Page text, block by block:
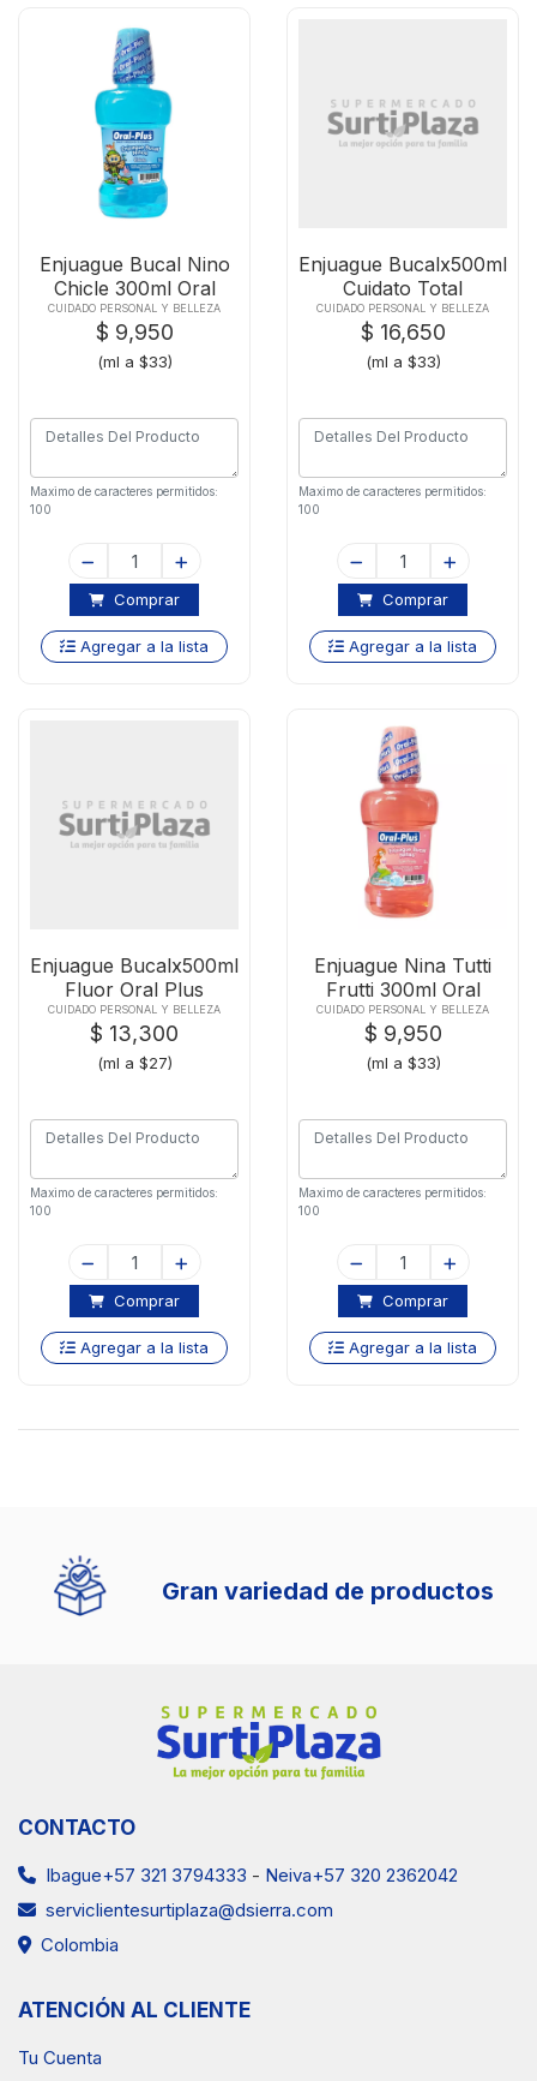
Enjuague Bucal Nino
Chicle 300ml Oral
CUIDADO PERSONAL Y BELLEZA
$ 9,950
(ml a $33)
Maximo de caracteres permitidos:
100
Comprar
Agregar a la lista
Enjuague Bucalx500ml
Cuidato Total
CUIDADO PERSONAL Y BELLEZA
$ 16,650
(ml a $33)
Maximo de caracteres permitidos:
100
Comprar
Agregar a la lista
Enjuague Bucalx500ml
Fluor Oral Plus
CUIDADO PERSONAL Y BELLEZA
$ 13,300
(ml a $27)
Maximo de caracteres permitidos:
100
Comprar
Agregar a la lista
Enjuague Nina Tutti
Frutti 300ml Oral
CUIDADO PERSONAL Y BELLEZA
$ 9,950
(ml a $33)
Maximo de caracteres permitidos:
100
Comprar
Agregar a la lista
Gran variedad de productos
CONTACTO
Ibague+57 321 3794333 - Neiva+57 320 2362042
serviclientesurtiplaza@dsierra.com
Colombia
ATENCIÓN AL CLIENTE
Tu Cuenta